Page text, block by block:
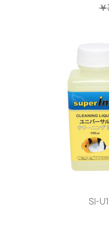
SI-